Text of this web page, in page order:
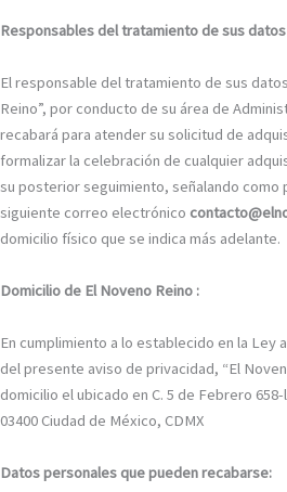
Responsables del tratamiento de sus
El responsable del tratamiento de sus
Reino”, por conducto de su área de
recabará para atender su solicitud de
formalizar la celebración de cualquier
su posterior seguimiento, señalando
siguiente correo electrónico
domicilio físico que se indica más adelante.
Domicilio de El Noveno Reino :
En cumplimiento a lo establecido en la
del presente aviso de privacidad, “El
domicilio el ubicado en C. 5 de Febrero
03400 Ciudad de México, CDMX
Datos personales que pueden recabarse: